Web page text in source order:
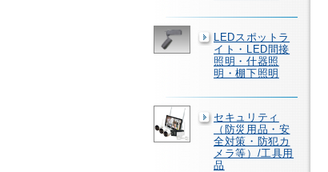
LEDスポットラ
イト・LED間接
照明・什器照
明・棚下照明
セキュリティ
（防災用品・安
全対策・防犯カ
メラ等）/工具用
品